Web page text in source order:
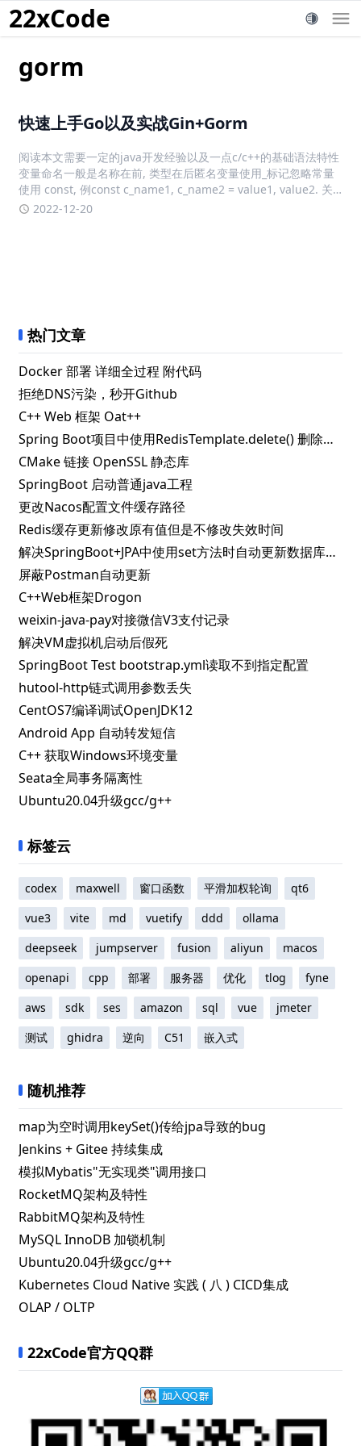
22xCode
gorm
快速上手Go以及实战Gin+Gorm
阅读本文需要一定的java开发经验以及一点c/c++的基础语法特性
变量命名一般是名称在前, 类型在后匿名变量使用_标记忽略常量
使用 const, 例const c_name1, c_name2 = value1, value2. 关
键字: iota, 索引自增进行初始化常量package main
2022-12-20
热门文章
Docker 部署 详细全过程 附代码
拒绝DNS污染，秒开Github
C++ Web 框架 Oat++
Spring Boot项目中使用RedisTemplate.delete() 删除指定key失败的解决办法
CMake 链接 OpenSSL 静态库
SpringBoot 启动普通java工程
更改Nacos配置文件缓存路径
Redis缓存更新修改原有值但是不修改失效时间
解决SpringBoot+JPA中使用set方法时自动更新数据库问题
屏蔽Postman自动更新
C++Web框架Drogon
weixin-java-pay对接微信V3支付记录
解决VM虚拟机启动后假死
SpringBoot Test bootstrap.yml读取不到指定配置
hutool-http链式调用参数丢失
CentOS7编译调试OpenJDK12
Android App 自动转发短信
C++ 获取Windows环境变量
Seata全局事务隔离性
Ubuntu20.04升级gcc/g++
标签云
codex maxwell 窗口函数 平滑加权轮询
qt6
vue3
vite md vuetify ddd
ollama
deepseek
jumpserver fusion aliyun
macos
openapi
cpp 部署 服务器 优化 tlog
fyne
aws
sdk ses amazon sql vue
jmeter
测试
ghidra 逆向 C51 嵌入式
随机推荐
map为空时调用keySet()传给jpa导致的bug
Jenkins + Gitee 持续集成
模拟Mybatis"无实现类"调用接口
RocketMQ架构及特性
RabbitMQ架构及特性
MySQL InnoDB 加锁机制
Ubuntu20.04升级gcc/g++
Kubernetes Cloud Native 实践 ( 八 ) CICD集成
OLAP / OLTP
22xCode官方QQ群